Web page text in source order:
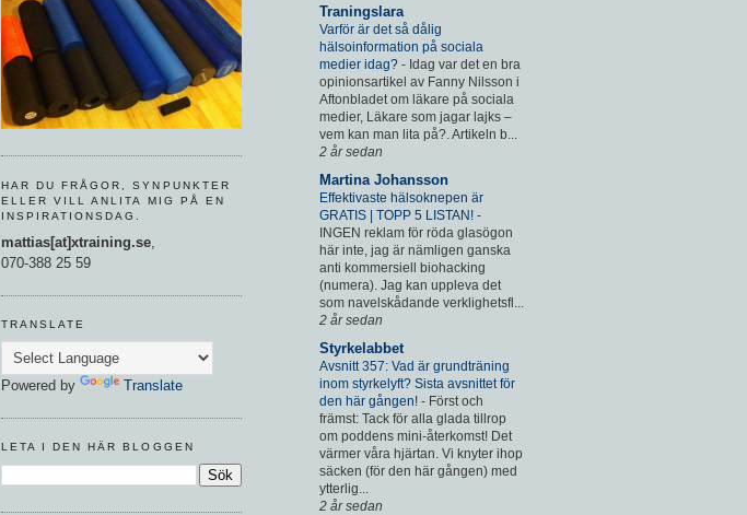
Traningslara
Varför är det så dålig
hälsoinformation på sociala
medier idag? - Idag var det en bra
opinionsartikel av Fanny Nilsson i
Aftonbladet om läkare på sociala
medier, Läkare som jagar lajks –
vem kan man lita på?. Artikeln b...
2 år sedan
Martina Johansson
Effektivaste hälsoknepen är
GRATIS | TOPP 5 LISTAN! -
INGEN reklam för röda glasögon
här inte, jag är nämligen ganska
anti kommersiell biohacking
(numera). Jag kan uppleva det
som navelskådande verklighetsfl...
2 år sedan
Styrkelabbet
Avsnitt 357: Vad är grundträning
inom styrkelyft? Sista avsnittet för
den här gången! - Först och
främst: Tack för alla glada tillrop
om poddens mini-återkomst! Det
värmer våra hjärtan. Vi knyter ihop
säcken (för den här gången) med
ytterlig...
2 år sedan
HAR DU FRÅGOR, SYNPUNKTER
ELLER VILL ANLITA MIG PÅ EN
INSPIRATIONSDAG.
mattias[at]xtraining.se,
070-388 25 59
TRANSLATE
Powered by Translate
LETA I DEN HÄR BLOGGEN